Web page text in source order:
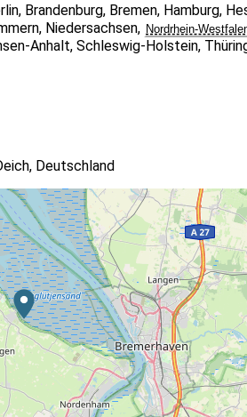
des Bewegungsapperats)
, Brandenburg, Bremen, Hamburg,
, Niedersachsen, Nordrhein-
Anhalt, Schleswig-Holstein,
Deutschland